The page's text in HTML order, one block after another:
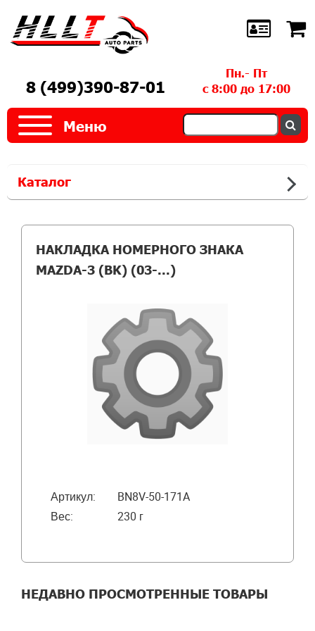
8 (499)390-87-01
Пн.- Пт
с 8:00 до 17:00
Меню
Каталог
НАКЛАДКА НОМЕРНОГО ЗНАКА
MAZDA-3 (BK) (03-...)
Артикул:
BN8V-50-171A
Вес:
230 г
НЕДАВНО ПРОСМОТРЕННЫЕ ТОВАРЫ